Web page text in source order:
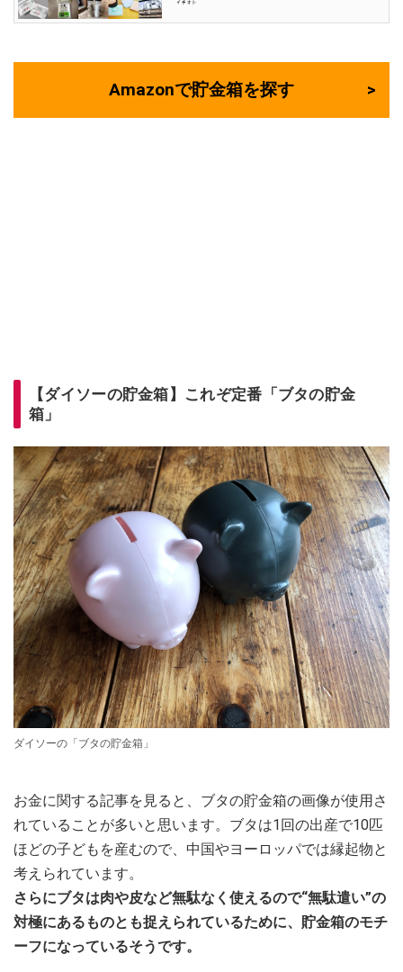
Amazonで貯金箱を探す
【ダイソーの貯金箱】これぞ定番「ブタの貯金
箱」
ダイソーの「ブタの貯金箱」
お金に関する記事を見ると、ブタの貯金箱の画像が使用さ
れていることが多いと思います。ブタは1回の出産で10匹
ほどの子どもを産むので、中国やヨーロッパでは縁起物と
考えられています。
さらにブタは肉や皮など無駄なく使えるので“無駄遣い”の
対極にあるものとも捉えられているために、貯金箱のモチ
ーフになっているそうです。